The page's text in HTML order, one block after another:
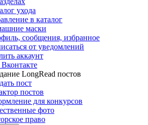
ухода
в каталог
маски
сообщения, избранное
от уведомлений
аккаунт
LongRead постов
пост
постов
для конкурсов
фото
право